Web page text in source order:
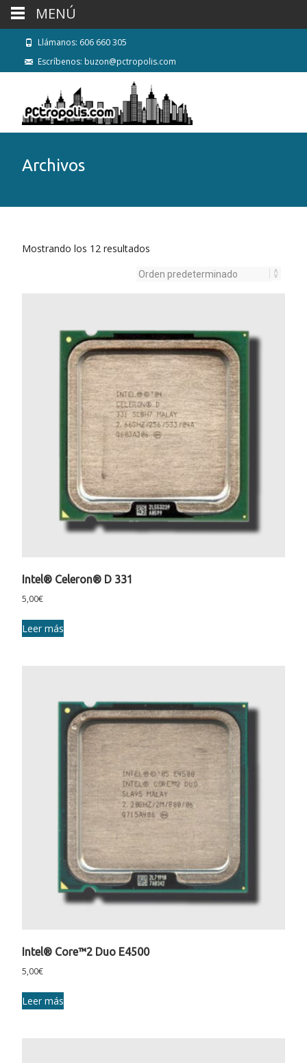
Llámanos: 606 660 305
Escríbenos: buzon@pctropolis.com
Archivos
Mostrando los 12 resultados
Intel® Celeron® D 331
5,00€
Leer más
Intel® Core™2 Duo E4500
5,00€
Leer más
MENÚ